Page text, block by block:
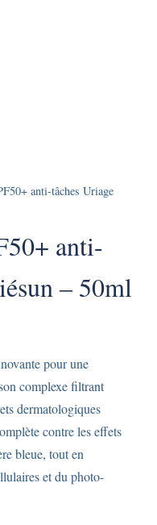
anti-tâches Uriage
anti-
– 50ml
pour une
complexe filtrant
dermatologiques
contre les effets
bleue, tout en
et du photo-